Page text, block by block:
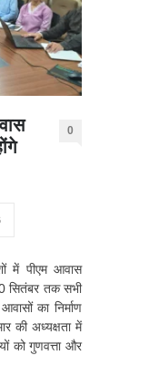
0
में पीएम आवास
सितंबर तक सभी
का निर्माण
की अध्यक्षता में
को गुणवत्ता और